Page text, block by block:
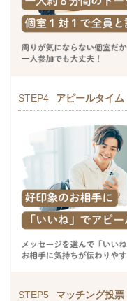
STEP4 アピールタイム
STEP5 マッチング投票